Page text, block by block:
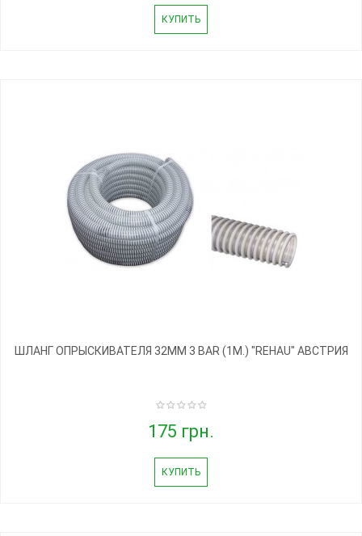
КУПИТЬ
ШЛАНГ ОПРЫСКИВАТЕЛЯ 32ММ 3 BAR (1М.) "REHAU" АВСТРИЯ
175 грн.
КУПИТЬ